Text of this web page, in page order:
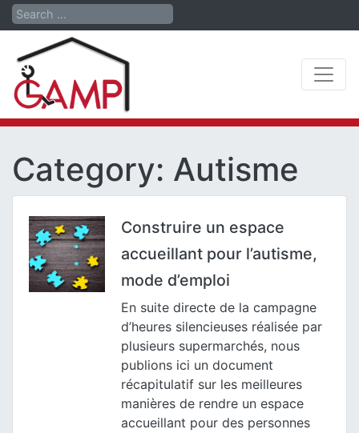
Search
Category: Autisme
Construire un espace
accueillant pour l’autisme,
mode d’emploi
En suite directe de la campagne
d’heures silencieuses réalisée par
plusieurs supermarchés, nous
publions ici un document
récapitulatif sur les meilleures
manières de rendre un espace
accueillant pour des personnes